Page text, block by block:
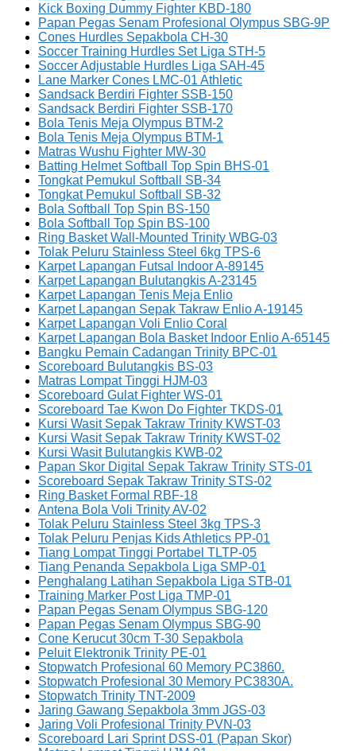
Kick Boxing Dummy Fighter KBD-180
Papan Pegas Senam Profesional Olympus SBG-9P
Cones Hurdles Sepakbola CH-30
Soccer Training Hurdles Set Liga STH-5
Soccer Adjustable Hurdles Liga SAH-45
Lane Marker Cones LMC-01 Athletic
Sandsack Berdiri Fighter SSB-150
Sandsack Berdiri Fighter SSB-170
Bola Tenis Meja Olympus BTM-2
Bola Tenis Meja Olympus BTM-1
Matras Wushu Fighter MW-30
Batting Helmet Softball Top Spin BHS-01
Tongkat Pemukul Softball SB-34
Tongkat Pemukul Softball SB-32
Bola Softball Top Spin BS-150
Bola Softball Top Spin BS-100
Ring Basket Wall-Mounted Trinity WBG-03
Tolak Peluru Stainless Steel 6kg TPS-6
Karpet Lapangan Futsal Indoor A-89145
Karpet Lapangan Bulutangkis A-23145
Karpet Lapangan Tenis Meja Enlio
Karpet Lapangan Sepak Takraw Enlio A-19145
Karpet Lapangan Voli Enlio Coral
Karpet Lapangan Bola Basket Indoor Enlio A-65145
Bangku Pemain Cadangan Trinity BPC-01
Scoreboard Bulutangkis BS-03
Matras Lompat Tinggi HJM-03
Scoreboard Gulat Fighter WS-01
Scoreboard Tae Kwon Do Fighter TKDS-01
Kursi Wasit Sepak Takraw Trinity KWST-03
Kursi Wasit Sepak Takraw Trinity KWST-02
Kursi Wasit Bulutangkis KWB-02
Papan Skor Digital Sepak Takraw Trinity STS-01
Scoreboard Sepak Takraw Trinity STS-02
Ring Basket Formal RBF-18
Antena Bola Voli Trinity AV-02
Tolak Peluru Stainless Steel 3kg TPS-3
Tolak Peluru Penjas Kids Athletics PP-01
Tiang Lompat Tinggi Portabel TLTP-05
Tiang Penanda Sepakbola Liga SMP-01
Penghalang Latihan Sepakbola Liga STB-01
Training Marker Post Liga TMP-01
Papan Pegas Senam Olympus SBG-120
Papan Pegas Senam Olympus SBG-90
Cone Kerucut 30cm T-30 Sepakbola
Peluit Elektronik Trinity PE-01
Stopwatch Profesional 60 Memory PC3860.
Stopwatch Profesional 30 Memory PC3830A.
Stopwatch Trinity TNT-2009
Jaring Gawang Sepakbola 3mm JGS-03
Jaring Voli Profesional Trinity PVN-03
Scoreboard Lari Sprint DSS-01 (Papan Skor)